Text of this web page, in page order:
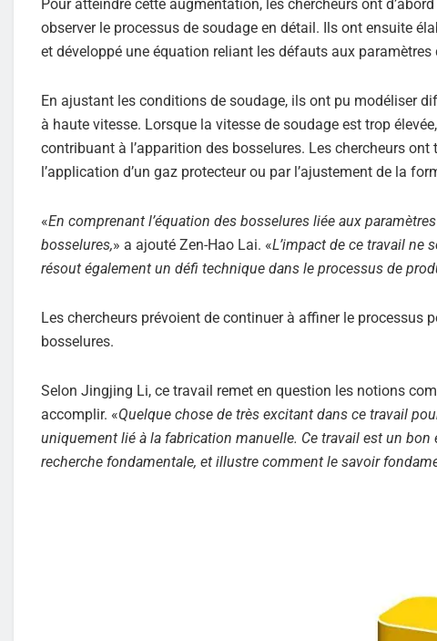
Pour atteindre cette augmentation, les chercheurs ont
observer le processus de soudage en détail. Ils ont ensuite
et développé une équation reliant les défauts aux paramètres
En ajustant les conditions de soudage, ils ont pu modéliser
à haute vitesse. Lorsque la vitesse de soudage est trop
contribuant à l’apparition des bosselures. Les chercheurs
l’application d’un gaz protecteur ou par l’ajustement de la
«En comprenant l’équation des bosselures liée aux
bosselures,» a ajouté Zen-Hao Lai. «L’impact de ce travail ne
résout également un défi technique dans le processus de
Les chercheurs prévoient de continuer à affiner le processus
bosselures.
Selon Jingjing Li, ce travail remet en question les notions
accomplir. «Quelque chose de très excitant dans ce travail
uniquement lié à la fabrication manuelle. Ce travail est un
recherche fondamentale, et illustre comment le savoir